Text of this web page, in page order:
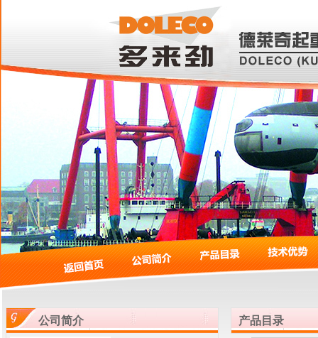
公司简介 产品目录